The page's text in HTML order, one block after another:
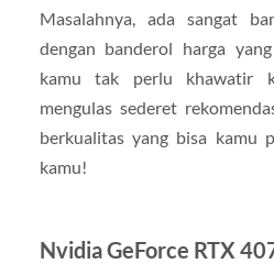
Masalahnya, ada sangat
dengan banderol harga
kamu tak perlu khawatir
mengulas sederet
berkualitas yang bisa kamu
kamu!
Nvidia GeForce RTX